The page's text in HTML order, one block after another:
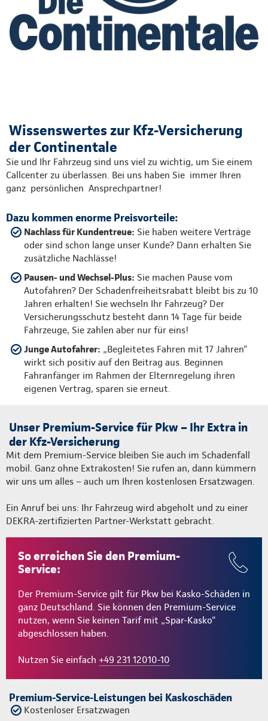
Wissenswertes zur Kfz-Versicherung
der Continentale
Sie und Ihr Fahrzeug sind uns viel zu wichtig, um Sie einem
Callcenter zu überlassen. Bei uns haben Sie immer Ihren
ganz persönlichen Ansprechpartner!
Dazu kommen enorme Preisvorteile:
Nachlass für Kundentreue: Sie haben weitere Verträge
oder sind schon lange unser Kunde? Dann erhalten Sie
zusätzliche Nachlässe!
Pausen- und Wechsel-Plus: Sie machen Pause vom
Autofahren? Der Schadenfreiheitsrabatt bleibt bis zu 10
Jahren erhalten! Sie wechseln Ihr Fahrzeug? Der
Versicherungsschutz besteht dann 14 Tage für beide
Fahrzeuge, Sie zahlen aber nur für eins!
Junge Autofahrer: „Begleitetes Fahren mit 17 Jahren“
wirkt sich positiv auf den Beitrag aus. Beginnen
Fahranfänger im Rahmen der Elternregelung ihren
eigenen Vertrag, sparen sie erneut.
Unser Premium-Service für Pkw – Ihr Extra in
der Kfz-Versicherung
Mit dem Premium-Service bleiben Sie auch im Schadenfall
mobil. Ganz ohne Extrakosten! Sie rufen an, dann kümmern
wir uns um alles – auch um Ihren kostenlosen Ersatzwagen.
Ein Anruf bei uns: Ihr Fahrzeug wird abgeholt und zu einer
DEKRA-zertifizierten Partner-Werkstatt gebracht.
So erreichen Sie den Premium-
Service:
Der Premium-Service gilt für Pkw bei Kasko-Schäden in
ganz Deutschland. Sie können den Premium-Service
nutzen, wenn Sie keinen Tarif mit „Spar-Kasko“
abgeschlossen haben.
Nutzen Sie einfach +49 231 12010-10
Premium-Service-Leistungen bei Kaskoschäden
Kostenloser Ersatzwagen